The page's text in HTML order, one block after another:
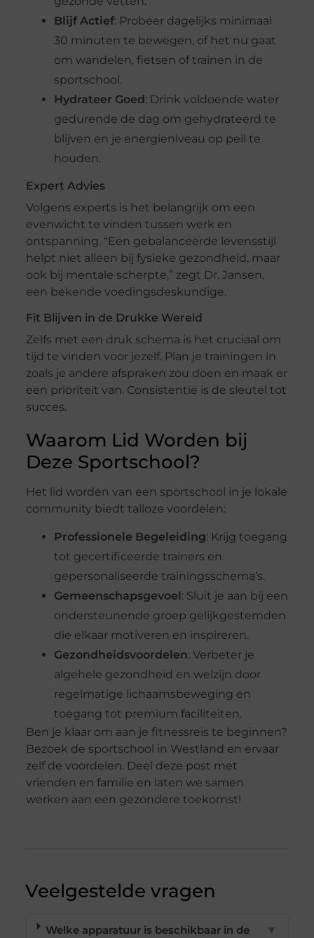
Blijf Actief: Probeer dagelijks minimaal
30 minuten te bewegen, of het nu gaat
om wandelen, fietsen of trainen in de
sportschool.
Hydrateer Goed: Drink voldoende water
gedurende de dag om gehydrateerd te
blijven en je energieniveau op peil te
houden.
Expert Advies
Volgens experts is het belangrijk om een
evenwicht te vinden tussen werk en
ontspanning. “Een gebalanceerde levensstijl
helpt niet alleen bij fysieke gezondheid, maar
ook bij mentale scherpte,” zegt Dr. Jansen,
een bekende voedingsdeskundige.
Fit Blijven in de Drukke Wereld
Zelfs met een druk schema is het cruciaal om
tijd te vinden voor jezelf. Plan je trainingen in
zoals je andere afspraken zou doen en maak er
een prioriteit van. Consistentie is de sleutel tot
succes.
Waarom Lid Worden bij
Deze Sportschool?
Het lid worden van een sportschool in je lokale
community biedt talloze voordelen:
Professionele Begeleiding: Krijg toegang
tot gecertificeerde trainers en
gepersonaliseerde trainingsschema’s.
Gemeenschapsgevoel : Sluit je aan bij een
ondersteunende groep gelijkgestemden
die elkaar motiveren en inspireren.
Gezondheidsvoordelen: Verbeter je
algehele gezondheid en welzijn door
regelmatige lichaamsbeweging en
toegang tot premium faciliteiten.
Ben je klaar om aan je fitnessreis te beginnen?
Bezoek de sportschool in Westland en ervaar
zelf de voordelen. Deel deze post met
vrienden en familie en laten we samen
werken aan een gezondere toekomst!
Veelgestelde vragen
Welke apparatuur is beschikbaar in de
▼